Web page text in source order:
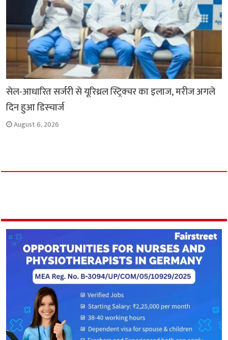
सेल-आधारित सर्जरी से यूरिथ्रल स्ट्रिक्चर का इलाज, मरीज अगले
दिन हुआ डिस्चार्ज
August 6, 2026